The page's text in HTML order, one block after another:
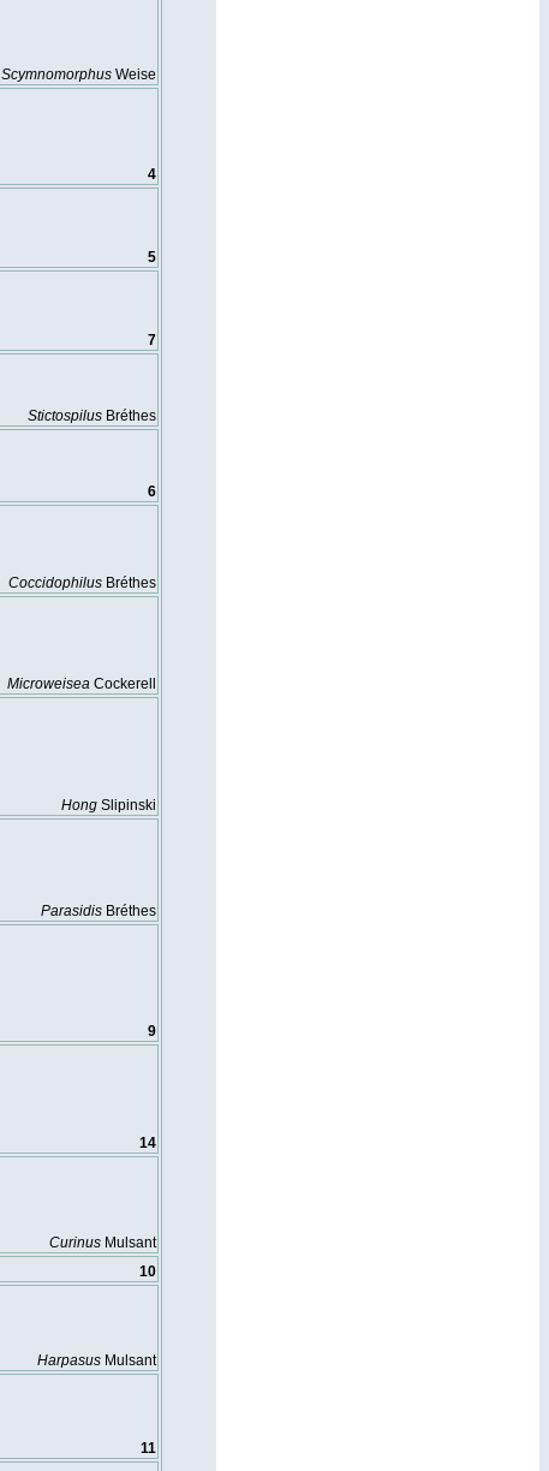
Scymnomorphus Weise
4
5
7
Stictospilus Bréthes
6
Coccidophilus Bréthes
Microweisea Cockerell
HongSlipinski
Parasidis Bréthes
9
14
CurinusMulsant
10
HarpasusMulsant
11